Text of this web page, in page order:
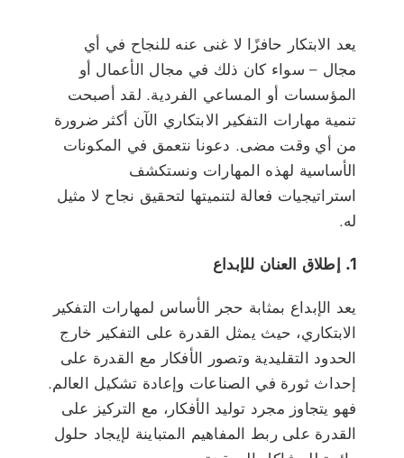
يعد الابتكار حافزًا لا غنى عنه للنجاح في أي
مجال – سواء كان ذلك في مجال الأعمال أو
المؤسسات أو المساعي الفردية. لقد أصبحت
تنمية مهارات التفكير الابتكاري الآن أكثر ضرورة
من أي وقت مضى. دعونا نتعمق في المكونات
الأساسية لهذه المهارات ونستكشف
استراتيجيات فعالة لتنميتها لتحقيق نجاح لا مثيل
له.
1. إطلاق العنان للإبداع
يعد الإبداع بمثابة حجر الأساس لمهارات التفكير
الابتكاري، حيث يمثل القدرة على التفكير خارج
الحدود التقليدية وتصور الأفكار مع القدرة على
إحداث ثورة في الصناعات وإعادة تشكيل العالم.
فهو يتجاوز مجرد توليد الأفكار، مع التركيز على
القدرة على ربط المفاهيم المتباينة لإيجاد حلول